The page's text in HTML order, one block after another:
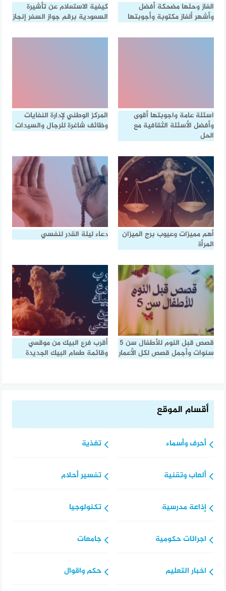
الغاز وحلها مضحكة أفضل
وأشهر ألغاز مكتوبة وأجوبتها
كيفية الاستعلام عن تأشيرة
السعودية برقم جواز السفر إنجاز
اسئلة عامة واجوبتها أقوى
وأفضل الأسئلة الثقافية مع
الحل
المركز الوطني لإدارة النفايات
وظائف شاغرة للرجال والسيدات
أهم مميزات وعيوب برج الميزان
المرأة
دعاء ليلة القدر لنفسي
قصص قبل النوم للأطفال سن 5
سنوات وأجمل قصص لكل الأعمار
أقرب فرع البيك من موقعي
وقائمة طعام البيك الجديدة
أقسام الموقع
أحرف وأسماء
ألعاب وتقنية
إذاعة مدرسية
اجرائات حكومية
اخبار التعليم
تغذية
تفسير أحلام
تكنولوجيا
جامعات
حكم واقوال